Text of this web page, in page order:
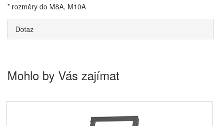
* rozměry do M8A, M10A
Dotaz
Mohlo by Vás zajímat